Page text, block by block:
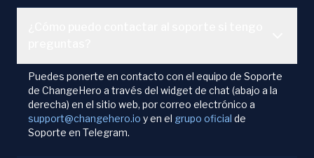
Puedes ponerte en contacto con el equipo de Soporte
de ChangeHero a través del widget de chat (abajo a la
derecha) en el sitio web, por correo electrónico a
support@changehero.io y en el grupo oficial de
Soporte en Telegram.